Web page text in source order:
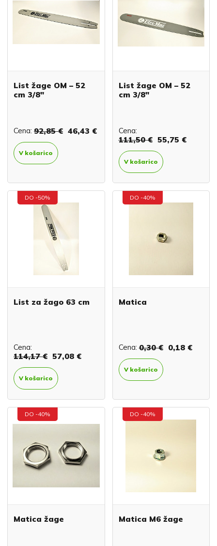
List žage OM – 52
cm 3/8"
Cena: 92,85 € 46,43 €
V košarico
List žage OM – 52
cm 3/8"
Cena:
111,50 € 55,75 €
V košarico
DO -50%
List za žago 63 cm
Cena:
114,17 € 57,08 €
V košarico
DO -40%
Matica
Cena: 0,30 € 0,18 €
V košarico
DO -40%
Matica žage
DO -40%
Matica M6 žage